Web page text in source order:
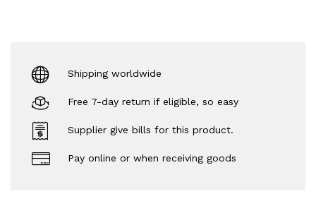
Shipping worldwide
Free 7-day return if eligible, so easy
Supplier give bills for this product.
Pay online or when receiving goods